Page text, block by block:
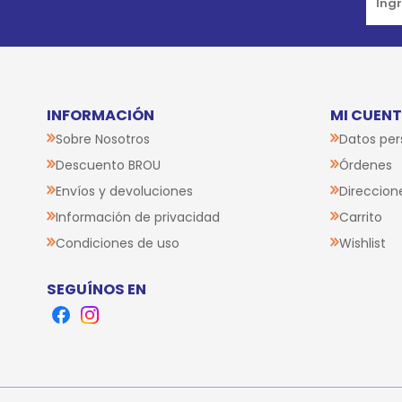
INFORMACIÓN
Sobre Nosotros
Descuento BROU
Envíos y devoluciones
Información de privacidad
Condiciones de uso
MI
Datos
Órdenes
Carrito
Wishlist
SEGUÍNOS EN
FacebookInstagram